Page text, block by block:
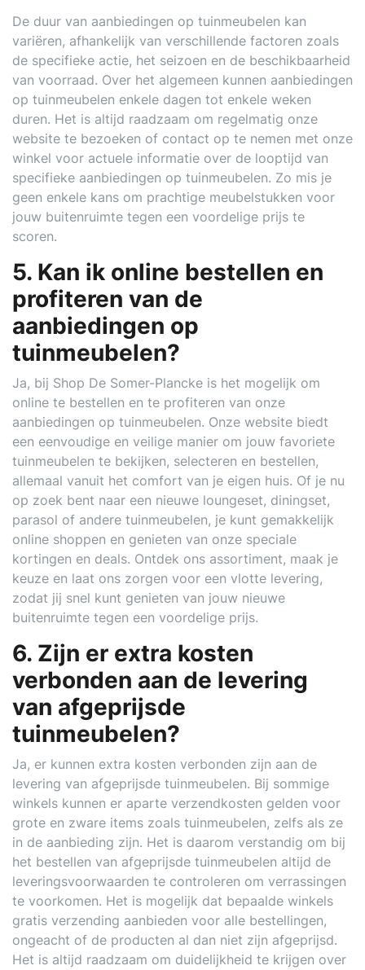
De duur van aanbiedingen op tuinmeubelen kan
variëren, afhankelijk van verschillende factoren zoals
de specifieke actie, het seizoen en de beschikbaarheid
van voorraad. Over het algemeen kunnen aanbiedingen
op tuinmeubelen enkele dagen tot enkele weken
duren. Het is altijd raadzaam om regelmatig onze
website te bezoeken of contact op te nemen met onze
winkel voor actuele informatie over de looptijd van
specifieke aanbiedingen op tuinmeubelen. Zo mis je
geen enkele kans om prachtige meubelstukken voor
jouw buitenruimte tegen een voordelige prijs te
scoren.
5. Kan ik online bestellen en
profiteren van de
aanbiedingen op
tuinmeubelen?
Ja, bij Shop De Somer-Plancke is het mogelijk om
online te bestellen en te profiteren van onze
aanbiedingen op tuinmeubelen. Onze website biedt
een eenvoudige en veilige manier om jouw favoriete
tuinmeubelen te bekijken, selecteren en bestellen,
allemaal vanuit het comfort van je eigen huis. Of je nu
op zoek bent naar een nieuwe loungeset, diningset,
parasol of andere tuinmeubelen, je kunt gemakkelijk
online shoppen en genieten van onze speciale
kortingen en deals. Ontdek ons assortiment, maak je
keuze en laat ons zorgen voor een vlotte levering,
zodat jij snel kunt genieten van jouw nieuwe
buitenruimte tegen een voordelige prijs.
6. Zijn er extra kosten
verbonden aan de levering
van afgeprijsde
tuinmeubelen?
Ja, er kunnen extra kosten verbonden zijn aan de
levering van afgeprijsde tuinmeubelen. Bij sommige
winkels kunnen er aparte verzendkosten gelden voor
grote en zware items zoals tuinmeubelen, zelfs als ze
in de aanbieding zijn. Het is daarom verstandig om bij
het bestellen van afgeprijsde tuinmeubelen altijd de
leveringsvoorwaarden te controleren om verrassingen
te voorkomen. Het is mogelijk dat bepaalde winkels
gratis verzending aanbieden voor alle bestellingen,
ongeacht of de producten al dan niet zijn afgeprijsd.
Het is altijd raadzaam om duidelijkheid te krijgen over